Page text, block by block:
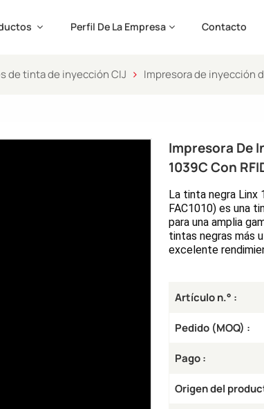
Perfil De La Empresa Contacto
de tinta de inyección CIJ Impresora de inyección
Impresora De
1039C Con
La tinta negra Linx
FAC1010) es una
para una amplia
tintas negras más
excelente
Artículo n.° :
Pedido (MOQ) :
Pago :
Origen del